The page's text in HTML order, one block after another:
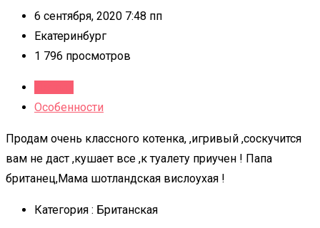
6 сентября, 2020 7:48 пп
Екатеринбург
1 796 просмотров
Особенности
Продам очень классного котенка, ,игривый ,соскучится
вам не даст ,кушает все ,к туалету приучен ! Папа
британец,Мама шотландская вислоухая !
Категория : Британская